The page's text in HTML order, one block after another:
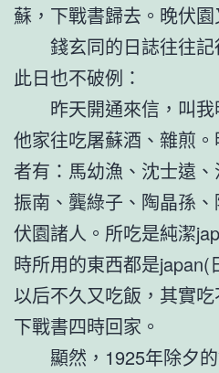
蘇，下戰書歸去。晚伏園
錢玄同的日誌往往
此日也不破例：
昨天開通來信，叫
他家往吃屠蘇酒、雜煎
者有：馬幼漁、沈士遠
振南、龔綠子、陶晶孫
伏園諸人。所吃是純潔
時所用的東西都是
以后不久又吃飯，其實
下戰書四時回家。
顯然，1925年除夕